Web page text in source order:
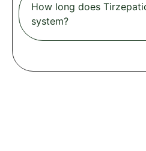
How long does
system?